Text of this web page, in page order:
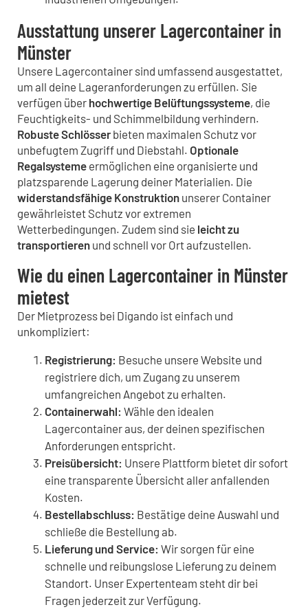
Ausstattung unserer Lagercontainer in
Münster
Unsere Lagercontainer sind umfassend ausgestattet,
um all deine Lageranforderungen zu erfüllen. Sie
verfügen über hochwertige Belüftungssysteme, die
Feuchtigkeits- und Schimmelbildung verhindern.
Robuste Schlösserbieten maximalen Schutz vor
unbefugtem Zugriff und Diebstahl. Optionale
Regalsystemeermöglichen eine organisierte und
platzsparende Lagerung deiner Materialien. Die
widerstandsfähige Konstruktionunserer Container
gewährleistet Schutz vor extremen
Wetterbedingungen. Zudem sind sie leicht zu
transportierenund schnell vor Ort aufzustellen.
Wie du einen Lagercontainer in Münster
mietest
Der Mietprozess bei Digando ist einfach und
unkompliziert:
Registrierung: Besuche unsere Website und
registriere dich, um Zugang zu unserem
umfangreichen Angebot zu erhalten.
Containerwahl: Wähle den idealen
Lagercontainer aus, der deinen spezifischen
Anforderungen entspricht.
Preisübersicht: Unsere Plattform bietet dir sofort
eine transparente Übersicht aller anfallenden
Kosten.
Bestellabschluss: Bestätige deine Auswahl und
schließe die Bestellung ab.
Lieferung und Service: Wir sorgen für eine
schnelle und reibungslose Lieferung zu deinem
Standort. Unser Expertenteam steht dir bei
Fragen jederzeit zur Verfügung.